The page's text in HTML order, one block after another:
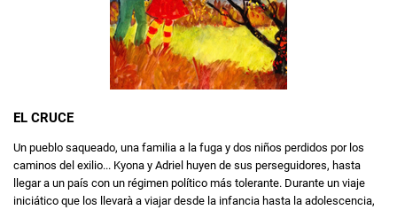
EL CRUCE
Un pueblo saqueado, una familia a la fuga y dos niños perdidos por los
caminos del exilio... Kyona y Adriel huyen de sus perseguidores, hasta
llegar a un país con un régimen político más tolerante. Durante un viaje
iniciático que los llevarà a viajar desde la infancia hasta la adolescencia,